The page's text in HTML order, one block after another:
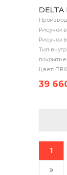
DELTA
Рисунок
Рисунок
Тип
Цвет:
39
1
»